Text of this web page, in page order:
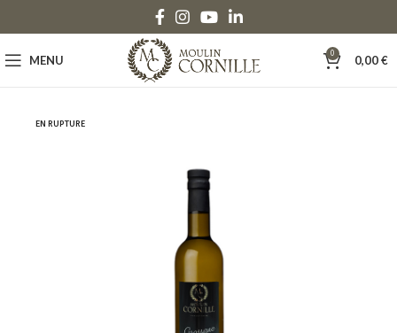
MENU 0 0,00€
EN RUPTURE